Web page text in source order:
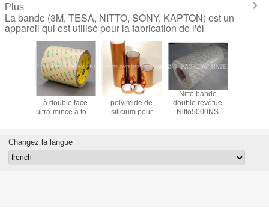
Plus
La bande (3M, TESA, NITTO, SONY, KAPTON) est un
appareil qui est utilisé pour la fabrication de l'él
vert
Matériau adhésif
à double face
ultra-mince à forte
ruban adhésif en
polyimide de
silicium pour
Nitto bande
double revêtue
Nitto5000NS
Changez la langue